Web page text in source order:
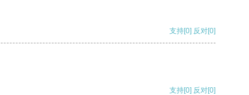
支持[0] 反对[0]
支持[0] 反对[0]